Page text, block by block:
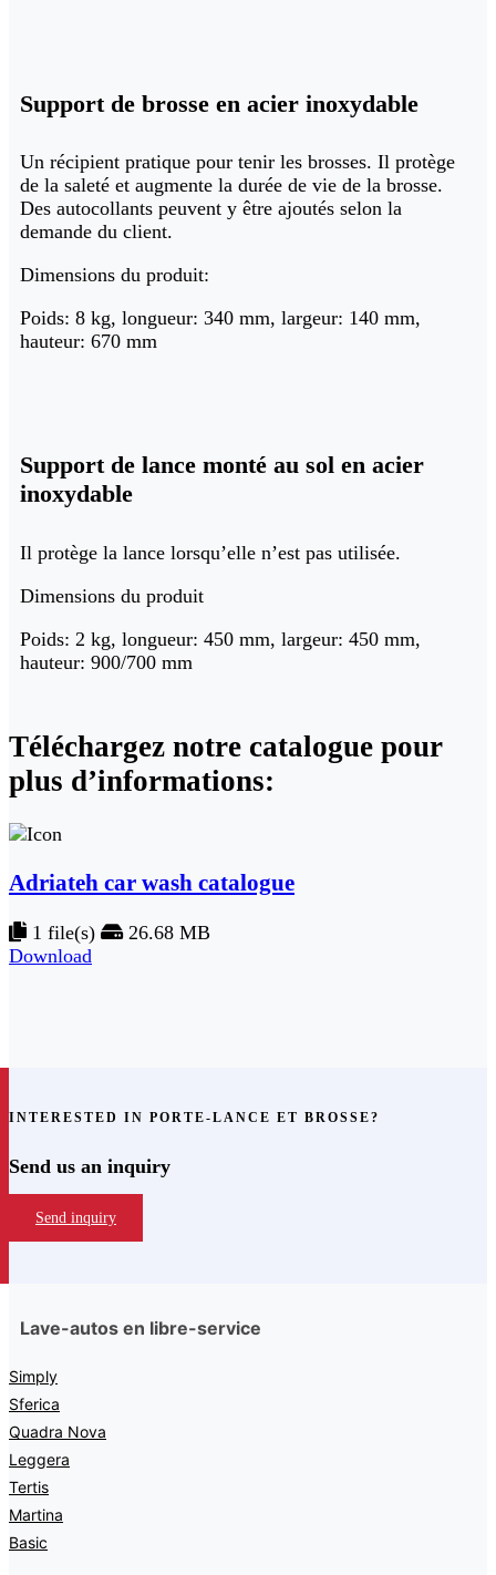
Support de brosse en acier inoxydable
Un récipient pratique pour tenir les brosses. Il protège
de la saleté et augmente la durée de vie de la brosse.
Des autocollants peuvent y être ajoutés selon la
demande du client.
Dimensions du produit:
Poids: 8 kg, longueur: 340 mm, largeur: 140 mm,
hauteur: 670 mm
Support de lance monté au sol en acier
inoxydable
Il protège la lance lorsqu’elle n’est pas utilisée.
Dimensions du produit
Poids: 2 kg, longueur: 450 mm, largeur: 450 mm,
hauteur: 900/700 mm
Téléchargez notre catalogue pour
plus d’informations:
Adriateh car wash catalogue
1 file(s)
26.68 MB
Download
INTERESTED IN PORTE-LANCE ET BROSSE?
Send us an inquiry
Send inquiry
Lave-autos en libre-service
Simply
Sferica
Quadra Nova
Leggera
Tertis
Martina
Basic